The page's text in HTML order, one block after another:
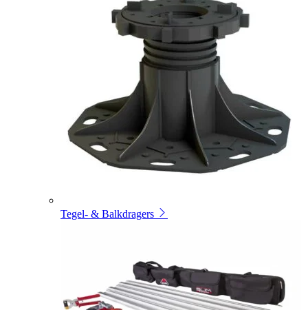
Tegel- & Balkdragers